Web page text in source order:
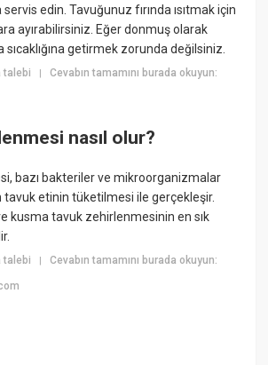
edin. Tavuğunuz fırında ısıtmak için
ayırabilirsiniz. Eğer donmuş olarak
sıcaklığına getirmek zorunda değilsiniz.
talebi |Cevabın tamamını burada okuyun:
nasıl olur?
bazı bakteriler ve mikroorganizmalar
etinin tüketilmesi ile gerçekleşir.
kusma tavuk zehirlenmesinin en sık
talebi |Cevabın tamamını burada okuyun: